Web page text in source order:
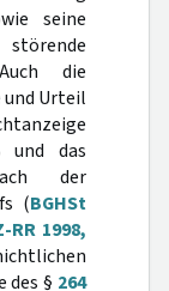
seine
die
und Urteil
und das
der
(BGHSt
RR 1998,
des § 264